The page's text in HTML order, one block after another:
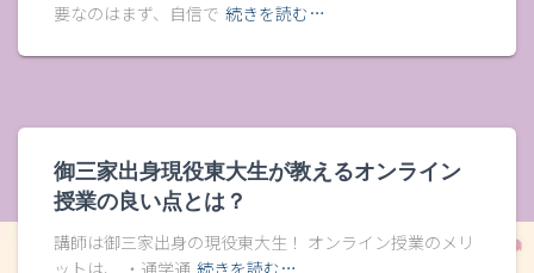
要なのはまず、自信で 続きを読む…
御三家出身現役東大生が教えるオンライン
授業の良い点とは？
講師は御三家出身の現役東大生！ オンライン授業のメリ
ットは、 ・通学通 続きを読む…